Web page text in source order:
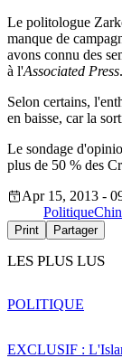
Le politologue
manque de
avons connu des
à l'Associated Press.
Selon certains,
en baisse, car la
Le sondage
plus de 50 % des
Apr 15, 2013 -
Politique
Print Partager
LES PLUS LUS
EXCLUSIF :
POLITIQUE